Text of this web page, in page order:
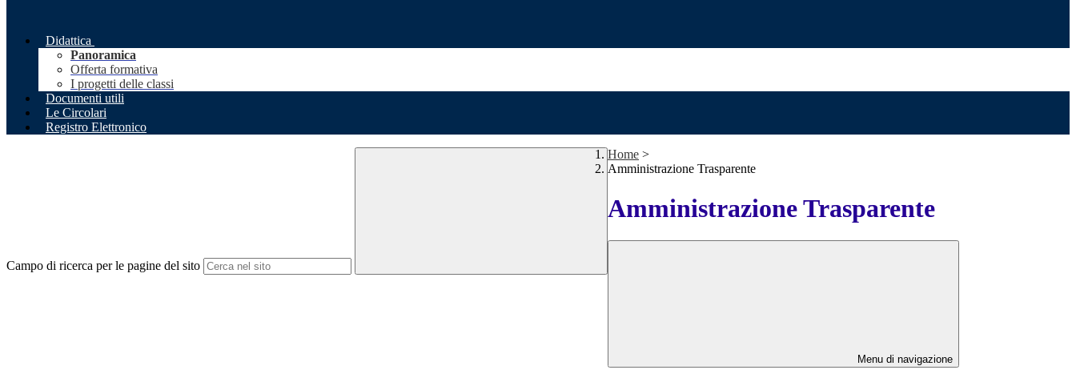
Didattica
Panoramica
Offerta formativa
I progetti delle classi
Documenti utili
Le Circolari
Registro Elettronico
Campo di ricerca per le pagine del sito
Home >
Amministrazione Trasparente
Amministrazione Trasparente
Menu di navigazione